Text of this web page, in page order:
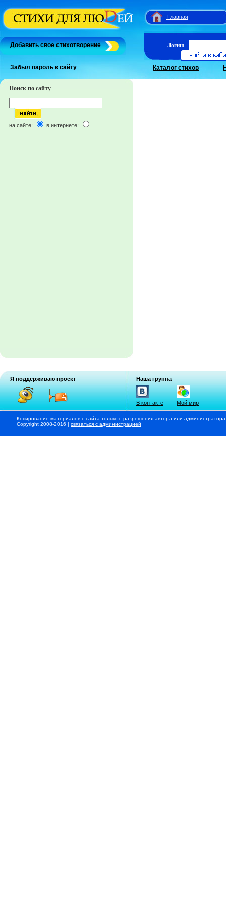
Главная
Добавить свое стихотворение
Забыл пароль к сайту
Логин:
Каталог стихов
Поиск по сайту
на сайте: в интернете:
Я поддерживаю проект Наша группа
В контакте Мой мир
Копирование материалов с сайта только с разрешения автора или
Copyright 2008-2016 | связаться с администрацией